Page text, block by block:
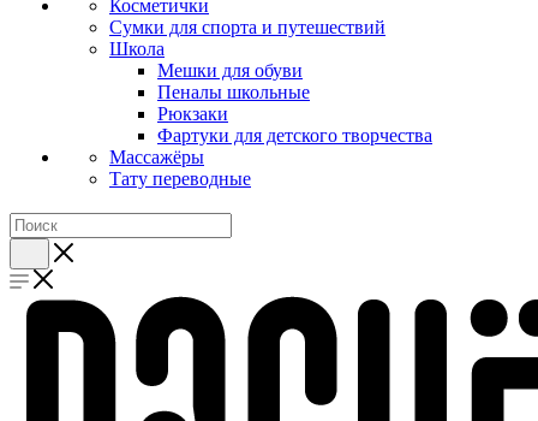
Косметички
Сумки для спорта и путешествий
Школа
Мешки для обуви
Пеналы школьные
Рюкзаки
Фартуки для детского творчества
Массажёры
Тату переводные